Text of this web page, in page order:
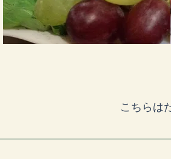
こちらは